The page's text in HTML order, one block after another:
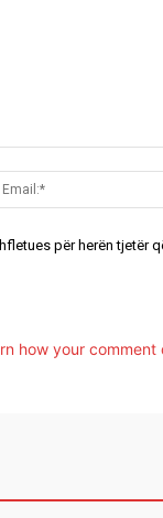
për herën tjetër
how your